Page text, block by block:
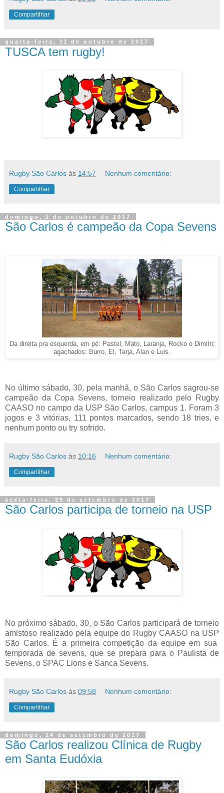
Compartilhar
quarta-feira, 11 de outubro de 2017
TUSCA tem rugby!
Rugby São Carlos às 14:57 Nenhum comentário:
Compartilhar
domingo, 1 de outubro de 2017
São Carlos é campeão da Copa Sevens
Da direita pra esquerda, em pé: Pastel, Mato, Laranja, Rocko e Dimitri;
agachados: Burro, El, Tarja, Alan e Luis.
No último sábado, 30, pela manhã, o São Carlos sagrou-se
campeão da Copa Sevens, torneio realizado pelo Rugby
CAASO no campo da USP São Carlos, campus 1. Foram 3
jogos e 3 vitórias, 111 pontos marcados, sendo 18 tries, e
nenhum ponto ou try sofrido.
Rugby São Carlos às 10:16 Nenhum comentário:
Compartilhar
sexta-feira, 29 de setembro de 2017
São Carlos participa de torneio na USP
No próximo sábado, 30, o São Carlos participará de torneio
amistoso realizado pela equipe do Rugby CAASO na USP
São Carlos. É a primeira competição da equipe em sua
temporada de sevens, que se prepara para o Paulista de
Sevens, o SPAC Lions e Sanca Sevens.
Rugby São Carlos às 09:58 Nenhum comentário:
Compartilhar
domingo, 24 de setembro de 2017
São Carlos realizou Clínica de Rugby
em Santa Eudóxia